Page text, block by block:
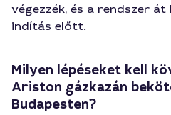
végezzék, és a rendszer
indítás előtt.
Milyen lépéseket kell
Ariston gázkazán
Budapesten?